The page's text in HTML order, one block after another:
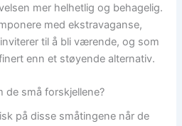
mer helhetlig og behagelig.
med ekstravaganse,
til å bli værende, og som
enn et støyende alternativ.
de små forskjellene?
på disse småtingene når de